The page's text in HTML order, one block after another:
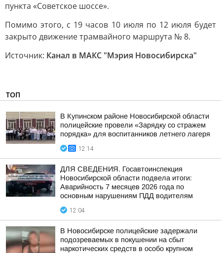
пункта «Советское шоссе».
Помимо этого, с 19 часов 10 июля по 12 июля будет
закрыто движение трамвайного маршрута № 8.
Источник: Канал в МАКС "Мэрия Новосибирска"
ТОП
В Купинском районе Новосибирской области
полицейские провели «Зарядку со стражем
порядка» для воспитанников летнего лагеря
12:14
ДЛЯ СВЕДЕНИЯ. Госавтоинспекция
Новосибирской области подвела итоги:
Аварийность 7 месяцев 2026 года по
основным нарушениям ПДД водителям
12:04
В Новосибирске полицейские задержали
подозреваемых в покушении на сбыт
наркотических средств в особо крупном